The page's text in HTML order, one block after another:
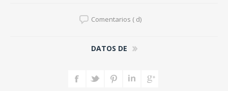
Comentarios ( d)
DATOS DE